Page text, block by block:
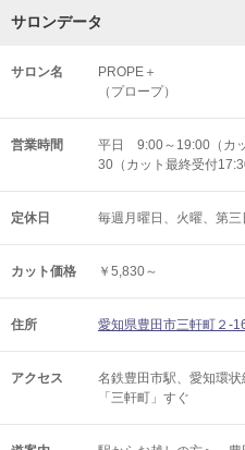
サロンデータ
サロン名
PROPE＋
（プロープ）
営業時間
平日 9:00～19:00（カ
30（カット最終受付
定休日 毎週月曜日、火曜、第
カット価格 ￥5,830～
住所 愛知県豊田市三軒町２-
アクセス
名鉄豊田市駅、愛知環
「三軒町」すぐ